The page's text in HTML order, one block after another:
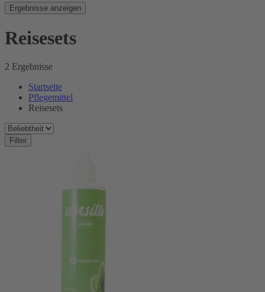
Ergebnisse anzeigen
Reisesets
2 Ergebnisse
Startseite
Pflegemittel
Reisesets
Filter